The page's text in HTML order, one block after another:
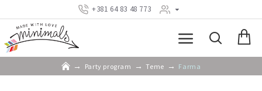
+381 64 83 48 773
Party program Teme Farma